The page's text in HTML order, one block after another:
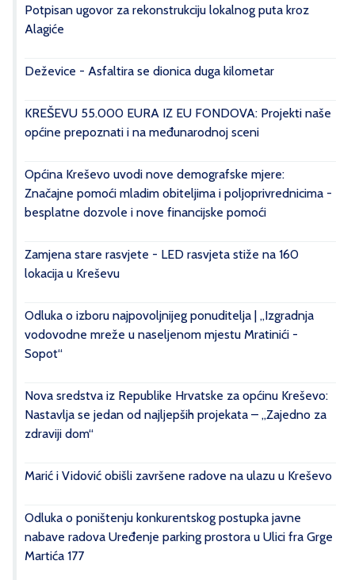
Potpisan ugovor za rekonstrukciju lokalnog puta kroz
Alagiće
Deževice - Asfaltira se dionica duga kilometar
KREŠEVU 55.000 EURA IZ EU FONDOVA: Projekti naše
općine prepoznati i na međunarodnoj sceni
Općina Kreševo uvodi nove demografske mjere:
Značajne pomoći mladim obiteljima i poljoprivrednicima -
besplatne dozvole i nove financijske pomoći
Zamjena stare rasvjete - LED rasvjeta stiže na 160
lokacija u Kreševu
Odluka o izboru najpovoljnijeg ponuditelja | „Izgradnja
vodovodne mreže u naseljenom mjestu Mratinići -
Sopot“
Nova sredstva iz Republike Hrvatske za općinu Kreševo:
Nastavlja se jedan od najljepših projekata – „Zajedno za
zdraviji dom“
Marić i Vidović obišli završene radove na ulazu u Kreševo
Odluka o poništenju konkurentskog postupka javne
nabave radova Uređenje parking prostora u Ulici fra Grge
Martića 177